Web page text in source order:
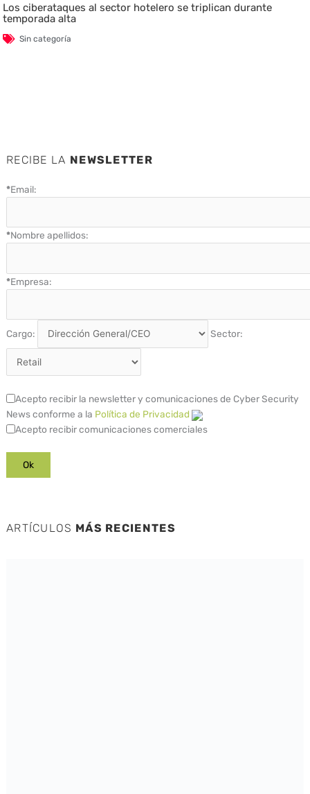
Los ciberataques al sector hotelero se triplican durante
temporada alta
Sin categoría
RECIBE LA NEWSLETTER
*Email:
*Nombre apellidos:
*Empresa:
Cargo: Sector:
Acepto recibir la newsletter y comunicaciones de Cyber Security
News conforme a la Política de Privacidad
Acepto recibir comunicaciones comerciales
ARTÍCULOS MÁS RECIENTES